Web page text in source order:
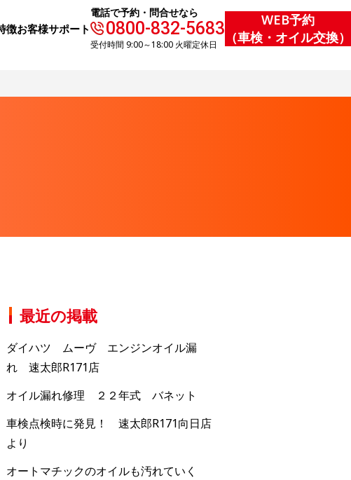
徴お客様サポート
電話で予約・問合せなら
0800-832-5683
受付時間 9:00～18:00 火曜定休日
WEB予約
（車検・オイル交換）
最近の掲載
ダイハツ ムーヴ エンジンオイル漏
れ 速太郎R171店
オイル漏れ修理 ２２年式 バネット
車検点検時に発見！ 速太郎R171向日店
より
オートマチックのオイルも汚れていく